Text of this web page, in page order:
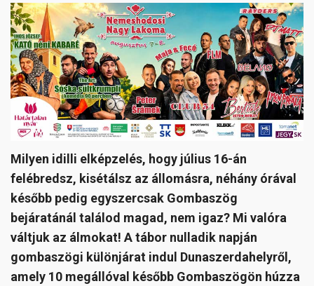
Milyen idilli elképzelés, hogy július 16-án
felébredsz, kisétálsz az állomásra, néhány órával
később pedig egyszercsak Gombaszög
bejáratánál találod magad, nem igaz? Mi valóra
váltjuk az álmokat! A tábor nulladik napján
gombaszögi különjárat indul Dunaszerdahelyről,
amely 10 megállóval később Gombaszögön húzza